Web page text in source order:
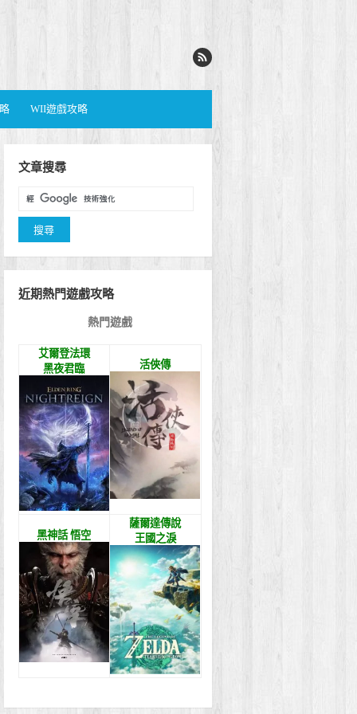
WII遊戲攻略
文章搜尋
近期熱門遊戲攻略
熱門遊戲
艾爾登法環
黑夜君臨
活俠傳
黑神話 悟空
薩爾達傳說
王國之淚